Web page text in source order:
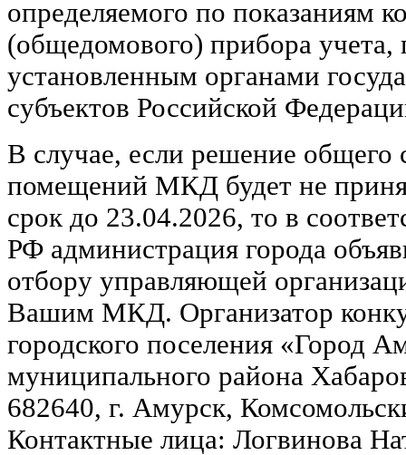
определяемого по показаниям
(общедомового) прибора учета,
установленным органами
субъектов Российской
В случае, если решение общего
помещений МКД будет не
срок до 23.04.2026, то в
РФ администрация города
отбору управляющей
Вашим МКД. Организатор
городского поселения «Город
муниципального района
682640, г. Амурск,
Контактные лица: Логвинова